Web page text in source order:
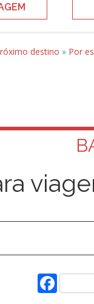
destino » Por